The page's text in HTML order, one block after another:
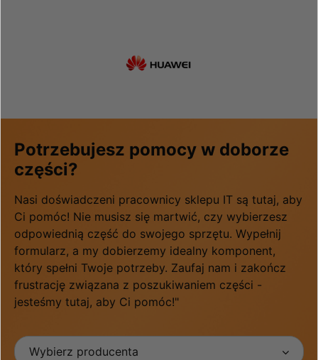
Potrzebujesz pomocy w doborze
części?
Nasi doświadczeni pracownicy sklepu IT są tutaj, aby
Ci pomóc! Nie musisz się martwić, czy wybierzesz
odpowiednią część do swojego sprzętu. Wypełnij
formularz, a my dobierzemy idealny komponent,
który spełni Twoje potrzeby. Zaufaj nam i zakończ
frustrację związana z poszukiwaniem części -
jesteśmy tutaj, aby Ci pomóc!"
Wybierz producenta